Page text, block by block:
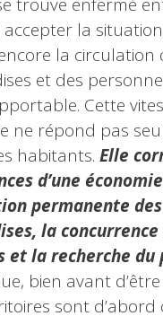
accepter la
la circulation
et des
Cette
ne répond pas
habitants. Elle
d’une
permanente des
la
la recherche du
bien avant
sont d’abord